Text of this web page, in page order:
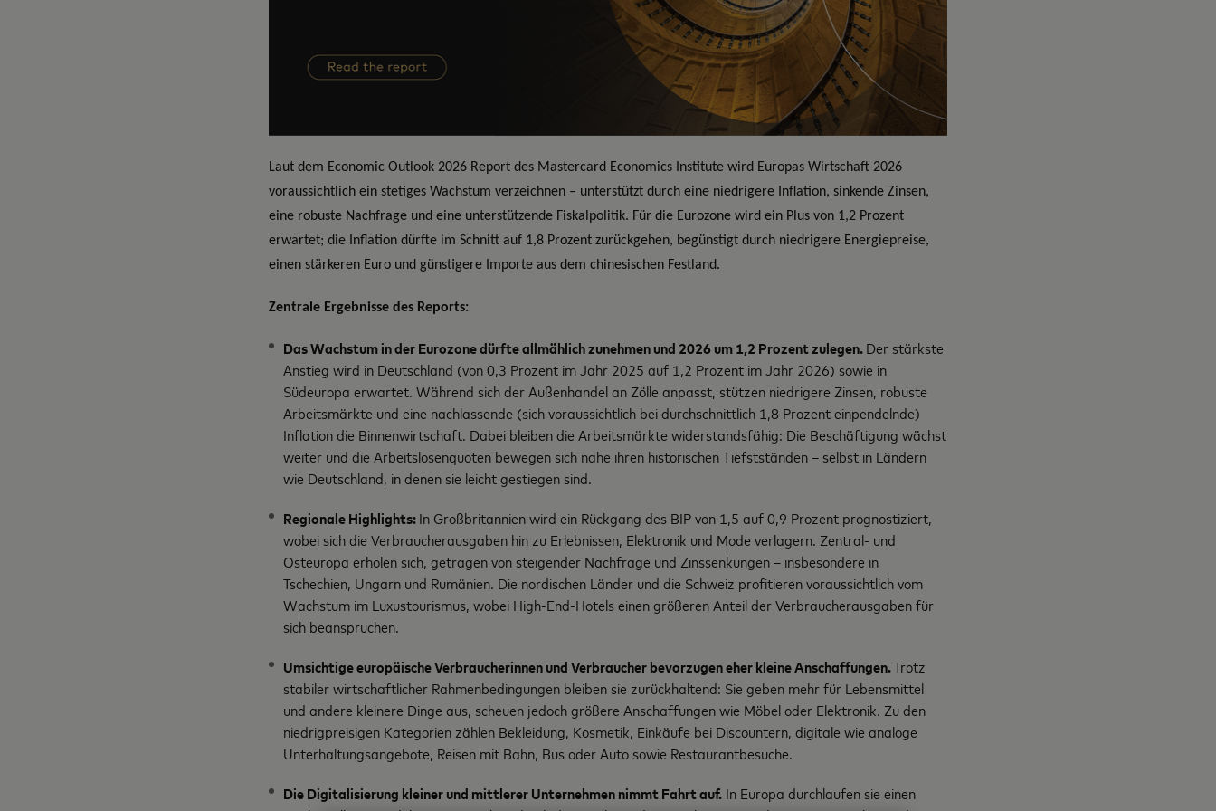
Laut dem Economic Outlook 2026 Report des Mastercard Economics Institute wird Europas Wirtschaft 2026
voraussichtlich ein stetiges Wachstum verzeichnen – unterstützt durch eine niedrigere Inflation, sinkende Zinsen,
eine robuste Nachfrage und eine unterstützende Fiskalpolitik. Für die Eurozone wird ein Plus von 1,2 Prozent
erwartet; die Inflation dürfte im Schnitt auf 1,8 Prozent zurückgehen, begünstigt durch niedrigere Energiepreise,
einen stärkeren Euro und günstigere Importe aus dem chinesischen Festland.
Zentrale Ergebnisse des Reports:
Das Wachstum in der Eurozone dürfte allmählich zunehmen und 2026 um 1,2 Prozent zulegen.Der stärkste
Anstieg wird in Deutschland (von 0,3 Prozent im Jahr 2025 auf 1,2 Prozent im Jahr 2026) sowie in
Südeuropa erwartet. Während sich der Außenhandel an Zölle anpasst, stützen niedrigere Zinsen, robuste
Arbeitsmärkte und eine nachlassende (sich voraussichtlich bei durchschnittlich 1,8 Prozent einpendelnde)
Inflation die Binnenwirtschaft. Dabei bleiben die Arbeitsmärkte widerstandsfähig: Die Beschäftigung wächst
weiter und die Arbeitslosenquoten bewegen sich nahe ihren historischen Tiefstständen – selbst in Ländern
wie Deutschland, in denen sie leicht gestiegen sind.
Regionale Highlights:In Großbritannien wird ein Rückgang des BIP von 1,5 auf 0,9 Prozent prognostiziert,
wobei sich die Verbraucherausgaben hin zu Erlebnissen, Elektronik und Mode verlagern. Zentral- und
Osteuropa erholen sich, getragen von steigender Nachfrage und Zinssenkungen – insbesondere in
Tschechien, Ungarn und Rumänien. Die nordischen Länder und die Schweiz profitieren voraussichtlich vom
Wachstum im Luxustourismus, wobei High-End-Hotels einen größeren Anteil der Verbraucherausgaben für
sich beanspruchen.
Umsichtige europäische Verbraucherinnen und Verbraucher bevorzugen eher kleine Anschaffungen.Trotz
stabiler wirtschaftlicher Rahmenbedingungen bleiben sie zurückhaltend: Sie geben mehr für Lebensmittel
und andere kleinere Dinge aus, scheuen jedoch größere Anschaffungen wie Möbel oder Elektronik. Zu den
niedrigpreisigen Kategorien zählen Bekleidung, Kosmetik, Einkäufe bei Discountern, digitale wie analoge
Unterhaltungsangebote, Reisen mit Bahn, Bus oder Auto sowie Restaurantbesuche.
Die Digitalisierung kleiner und mittlerer Unternehmen nimmt Fahrt auf. In Europa durchlaufen sie einen